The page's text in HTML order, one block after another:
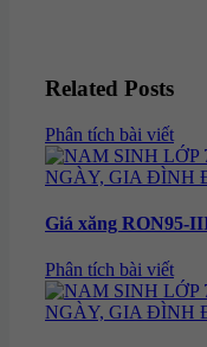
Related Posts
Categories
Phân tích bài viết
Giá xăng RON95-
Categories
Phân tích bài viết